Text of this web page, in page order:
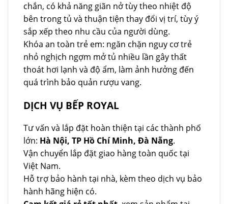
chắn, có khả năng giãn nở tùy theo nhiệt độ
bên trong tủ và thuận tiện thay đổi vị trí, tùy ý
sắp xếp theo nhu cầu của người dùng.
Khóa an toàn trẻ em: ngăn chặn nguy cơ trẻ
nhỏ nghịch ngợm mở tủ nhiều lần gây thất
thoát hơi lạnh và độ ẩm, làm ảnh hưởng đến
quá trình bảo quản rượu vang.
DỊCH VỤ BẾP ROYAL
Tư vấn và lắp đặt hoàn thiện tại các thành phố
lớn: Hà Nội, TP Hồ Chí Minh, Đà Nẵng.
Vận chuyển lắp đặt giao hàng toàn quốc tại
Việt Nam.
Hỗ trợ bảo hành tại nhà, kèm theo dịch vụ bảo
hành hãng hiện có.